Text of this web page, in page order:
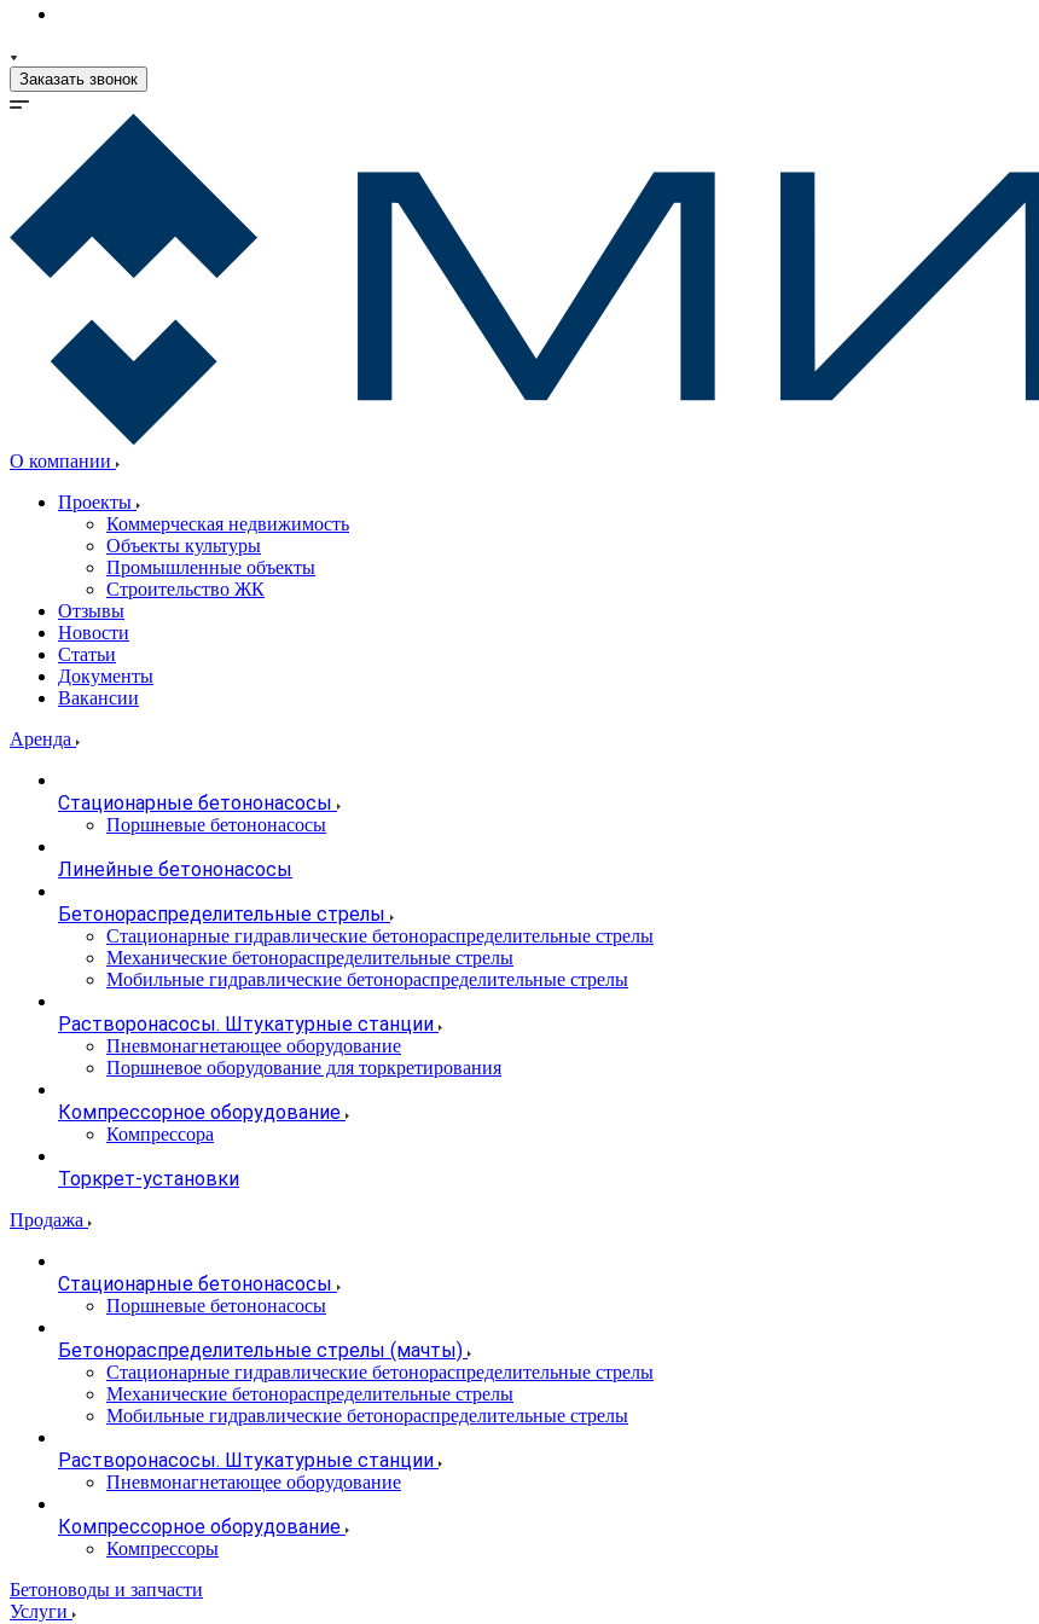
Заказать звонок
О компании
Проекты
Коммерческая недвижимость
Объекты культуры
Промышленные объекты
Строительство ЖК
Отзывы
Новости
Статьи
Документы
Вакансии
Аренда
Стационарные бетононасосы
Поршневые бетононасосы
Линейные бетононасосы
Бетонораспределительные стрелы
Стационарные гидравлические бетонораспределительные стрелы
Механические бетонораспределительные стрелы
Мобильные гидравлические бетонораспределительные стрелы
Растворонасосы. Штукатурные станции
Пневмонагнетающее оборудование
Поршневое оборудование для торкретирования
Компрессорное оборудование
Компрессора
Торкрет-установки
Продажа
Стационарные бетононасосы
Поршневые бетононасосы
Бетонораспределительные стрелы (мачты)
Стационарные гидравлические бетонораспределительные стрелы
Механические бетонораспределительные стрелы
Мобильные гидравлические бетонораспределительные стрелы
Растворонасосы. Штукатурные станции
Пневмонагнетающее оборудование
Компрессорное оборудование
Компрессоры
Бетоноводы и запчасти
Услуги